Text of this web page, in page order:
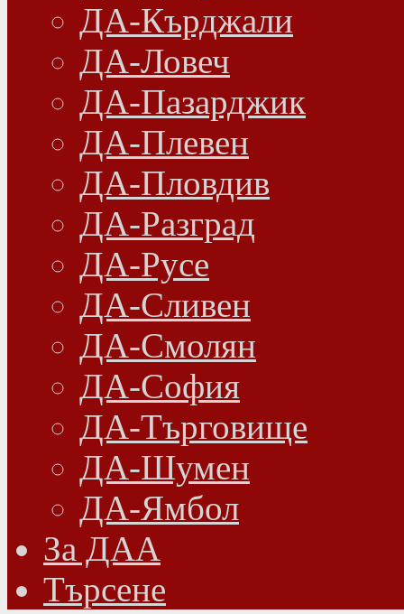
ДА-Кърджали
ДА-Ловеч
ДА-Пазарджик
ДА-Плевен
ДА-Пловдив
ДА-Разград
ДА-Русе
ДА-Сливен
ДА-Смолян
ДА-София
ДА-Търговище
ДА-Шумен
ДА-Ямбол
Зa ДАА
Търсене